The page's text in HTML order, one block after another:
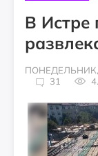
В Истре
ПОНЕДЕЛЬНИК,
31